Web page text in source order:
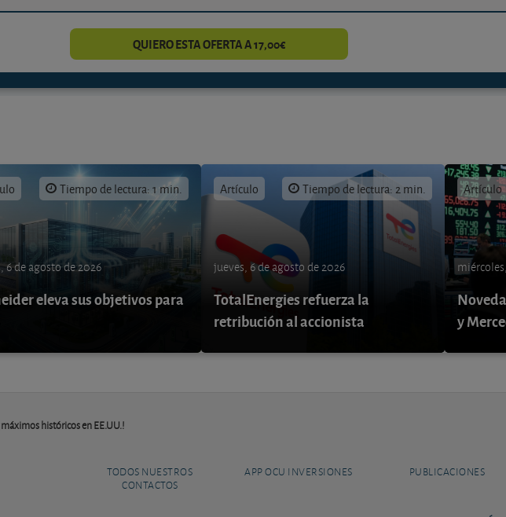
QUIERO ESTA OFERTA A 17,00€
Tiempo de lectura: 1 min.
6 de agosto de 2026
eleva sus objetivos para
Artículo Tiempo de lectura: 2 min.
jueves, 6 de agosto de 2026
TotalEnergies refuerza la
retribución al accionista
Artículo
y
históricos en EE.UU.!
TODOS NUESTROS
CONTACTOS
APP OCU INVERSIONES PUBLICACIONES